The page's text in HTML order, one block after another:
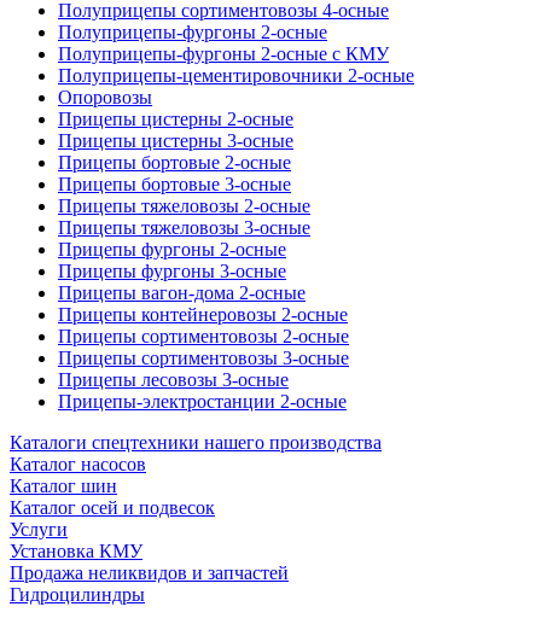
Полуприцепы сортиментовозы 4-осные
Полуприцепы-фургоны 2-осные
Полуприцепы-фургоны 2-осные с КМУ
Полуприцепы-цементировочники 2-осные
Опоровозы
Прицепы цистерны 2-осные
Прицепы цистерны 3-осные
Прицепы бортовые 2-осные
Прицепы бортовые 3-осные
Прицепы тяжеловозы 2-осные
Прицепы тяжеловозы 3-осные
Прицепы фургоны 2-осные
Прицепы фургоны 3-осные
Прицепы вагон-дома 2-осные
Прицепы контейнеровозы 2-осные
Прицепы сортиментовозы 2-осные
Прицепы сортиментовозы 3-осные
Прицепы лесовозы 3-осные
Прицепы-электростанции 2-осные
Каталоги спецтехники нашего производства
Каталог насосов
Каталог шин
Каталог осей и подвесок
Услуги
Установка КМУ
Продажа неликвидов и запчастей
Гидроцилиндры